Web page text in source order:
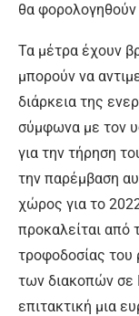
θα φορολογηθούν
Τα μέτρα έχουν
μπορούν να
διάρκεια της
σύμφωνα με τον
για την τήρηση
την παρέμβαση
χώρος για το
προκαλείται από
τροφοδοσίας του
των διακοπών σε
επιτακτική μια